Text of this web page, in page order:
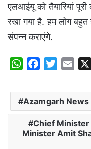
एलआईयू को तैयारियां
रखा गया है. हम लोग
संपन्न कराएंगे.
W
a
t
s
A
c
e
b
o
i
t
t
e
a
i
l
Azamgarh News
Chief Minister
Minister Amit